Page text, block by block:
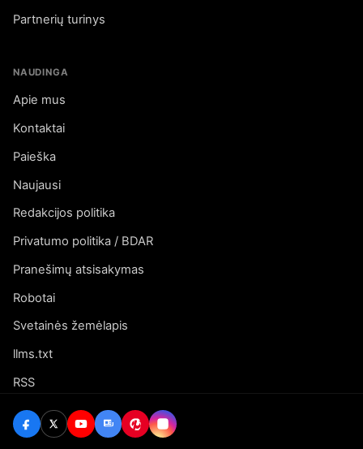
Partnerių turinys
NAUDINGA
Apie mus
Kontaktai
Paieška
Naujausi
Redakcijos politika
Privatumo politika / BDAR
Pranešimų atsisakymas
Robotai
Svetainės žemėlapis
llms.txt
RSS